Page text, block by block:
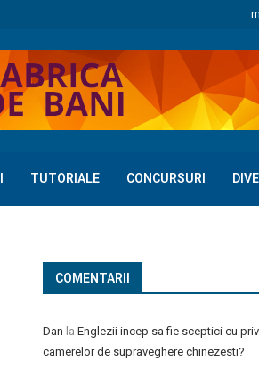
TUTORIALE CONCURSURI
COMENTARII
Dan la Englezii incep sa fie sceptici cu
camerelor de supraveghere chinezesti?